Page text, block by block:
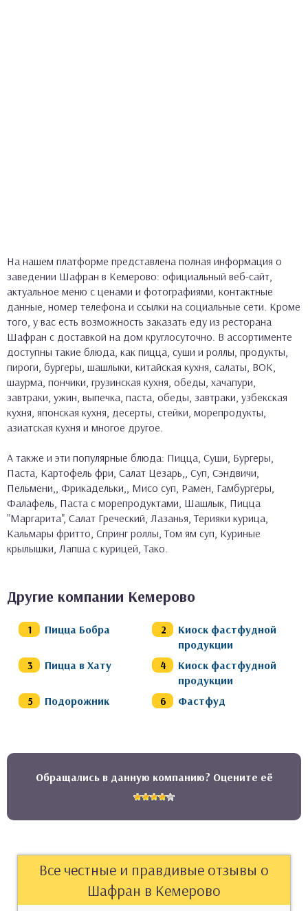
На нашем платформе представлена полная информация о
заведении Шафран в Кемерово: официальный веб-сайт,
актуальное меню с ценами и фотографиями, контактные
данные, номер телефона и ссылки на социальные сети. Кроме
того, у вас есть возможность заказать еду из ресторана
Шафран с доставкой на дом круглосуточно. В ассортименте
доступны такие блюда, как пицца, суши и роллы, продукты,
пироги, бургеры, шашлыки, китайская кухня, салаты, ВОК,
шаурма, пончики, грузинская кухня, обеды, хачапури,
завтраки, ужин, выпечка, паста, обеды, завтраки, узбекская
кухня, японская кухня, десерты, стейки, морепродукты,
азиатская кухня и многое другое.
А также и эти популярные блюда: Пицца, Суши, Бургеры,
Паста, Картофель фри, Салат Цезарь,, Суп, Сэндвичи,
Пельмени,, Фрикадельки,, Мисо суп, Рамен, Гамбургеры,
Фалафель, Паста с морепродуктами, Шашлык, Пицца
"Маргарита", Салат Греческий, Лазанья, Терияки курица,
Кальмары фритто, Спринг роллы, Том ям суп, Куриные
крылышки, Лапша с курицей, Тако.
Другие компании Кемерово
Пицца Бобра
Киоск фастфудной
продукции
Пицца в Хату
Киоск фастфудной
продукции
Подорожник
Фастфуд
Обращались в данную компанию? Оцените её
Все честные и правдивые отзывы о
Шафран в Кемерово